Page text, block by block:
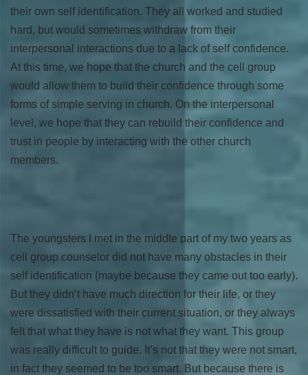
their own self identification. They all worked and studied
hard, but would sometimes withdraw from their
interpersonal interactions due to a lack of self confidence.
At this time, we hope that the church and the cell group
would allow them to build their confidence through some
forms of simple serving in church. On the interpersonal
level, we hope that they can rebuild their confidence and
trust in people by interacting with the other church
members.
The youngsters I met in the middle part of my two years as
cell group counselor did not have many obstacles in their
self identification (maybe because they came out too early).
But they didn’t have much direction for their life, or they
were dissatisfied with their current situation, or they always
felt that what they have is not what they want. This group
was really difficult to guide. It’s not that they were not smart,
in fact they seemed to be too smart. But because there is